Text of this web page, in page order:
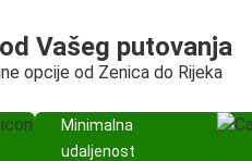
Vašeg putovanja
opcije od Zenica do Rijeka
Minimalna
udaljenost